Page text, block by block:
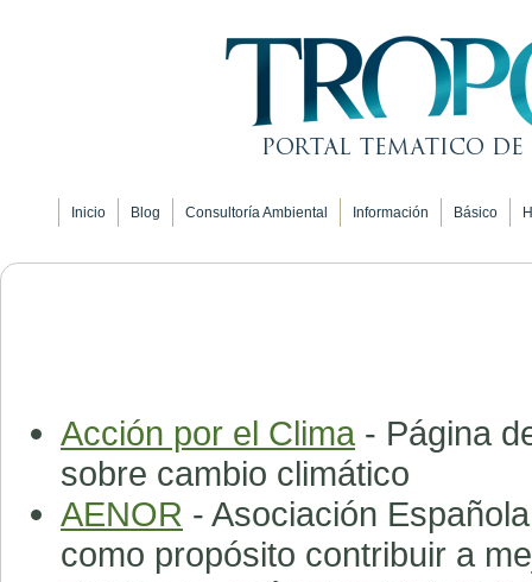
Inicio Blog Consultoría Ambiental Información Básico
Acción por el Clima - Página
sobre cambio climático
AENOR - Asociación
como propósito contribuir a